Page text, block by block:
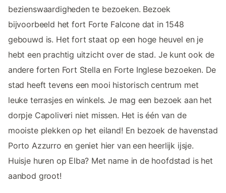
bezienswaardigheden te bezoeken. Bezoek
bijvoorbeeld het fort Forte Falcone dat in 1548
gebouwd is. Het fort staat op een hoge heuvel en je
hebt een prachtig uitzicht over de stad. Je kunt ook de
andere forten Fort Stella en Forte Inglese bezoeken. De
stad heeft tevens een mooi historisch centrum met
leuke terrasjes en winkels. Je mag een bezoek aan het
dorpje Capoliveri niet missen. Het is één van de
mooiste plekken op het eiland! En bezoek de havenstad
Porto Azzurro en geniet hier van een heerlijk ijsje.
Huisje huren op Elba? Met name in de hoofdstad is het
aanbod groot!